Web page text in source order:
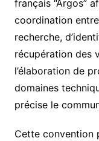
français “Argos”
coordination
recherche,
récupération des
l’élaboration de
domaines
précise le
Cette convention